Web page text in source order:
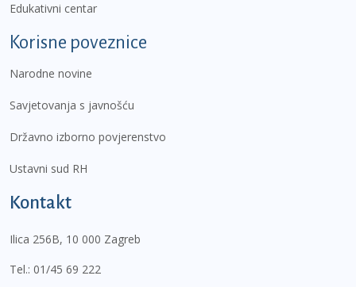
Edukativni centar
Korisne poveznice
Narodne novine
Savjetovanja s javnošću
Državno izborno povjerenstvo
Ustavni sud RH
Kontakt
Ilica 256B, 10 000 Zagreb
Tel.: 01/45 69 222